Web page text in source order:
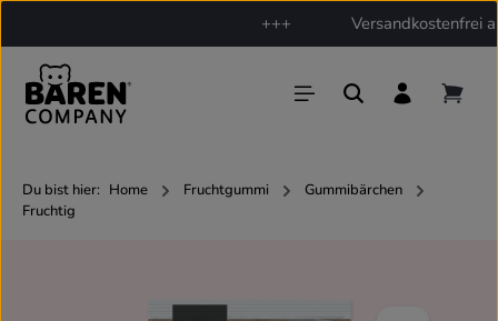
+++ Versandkostenfrei
Du bist hier: Home Fruchtgummi
Gummibärchen
Fruchtig